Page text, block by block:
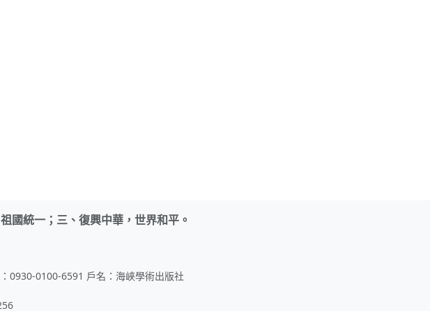
國統一；三、復興中華，世界和平。
0930-0100-6591 戶名：海峽學術出版社